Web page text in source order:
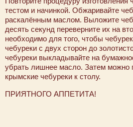
тестом и начинкой. Обжаривайте
раскалённым маслом. Выложите
десять секунд переверните их на
необходимо для того, чтобы
чебуреки с двух сторон до
чебуреки выкладывайте на
убрать лишнее масло. Затем можно
крымские чебуреки к столу.
ПРИЯТНОГО АППЕТИТА!